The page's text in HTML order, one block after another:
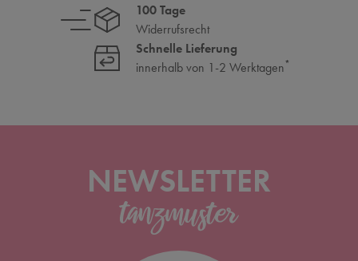
100 Tage
Widerrufsrecht
Schnelle Lieferung
innerhalb von 1-2 Werktagen*
NEWSLETTER